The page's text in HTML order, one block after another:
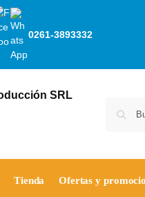
0261-3893332
Tienda Ofertas y